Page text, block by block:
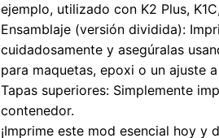
ejemplo, utilizado con K2 Plus,
Ensamblaje (versión dividida):
cuidadosamente y asegúralas
para maquetas, epoxi o un ajuste
Tapas superiores: Simplemente
contenedor.
¡Imprime este mod esencial hoy y